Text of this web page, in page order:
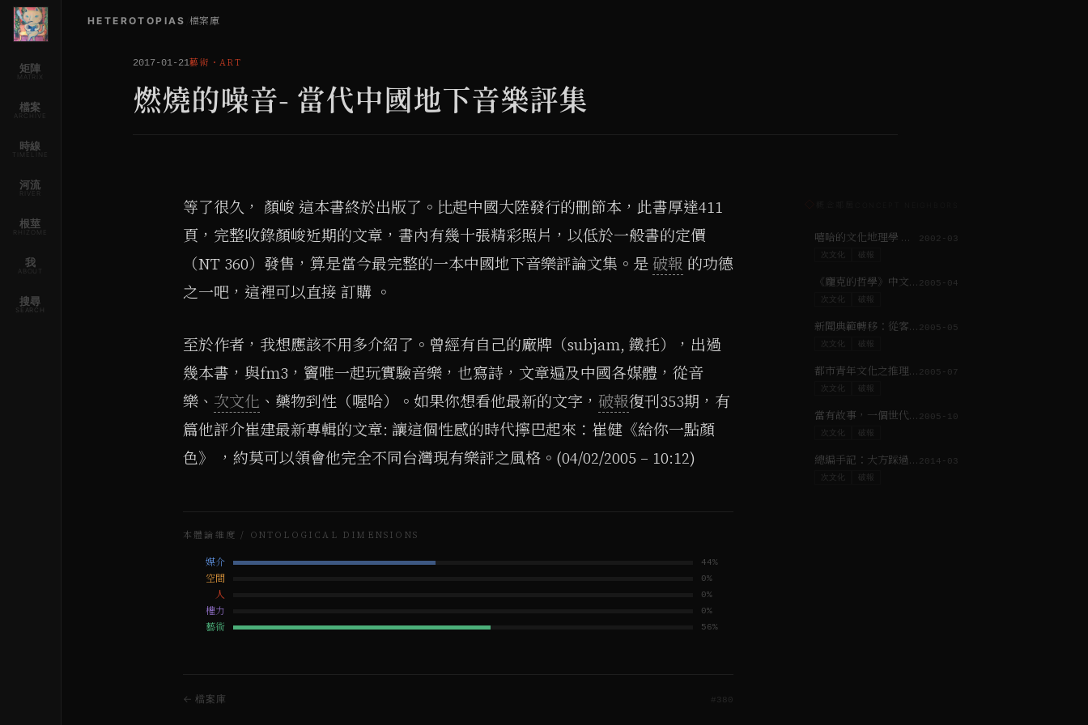
矩陣
MATRIX
檔案
ARCHIVE
時線
TIMELINE
河流
RIVER
根莖
RHIZOME
我
ABOUT
搜尋
SEARCH
HETEROTOPIAS 檔案庫
2017-01-21藝術 ・ ART
燃燒的噪音- 當代中國地下音樂評集
等了很久， 顏峻 這本書終於出版了。比起中國大陸發行的刪節本，此書厚達411
頁，完整收錄顏峻近期的文章，書內有幾十張精彩照片，以低於一般書的定價
（NT 360）發售，算是當今最完整的一本中國地下音樂評論文集。是 破報 的功德
之一吧，這裡可以直接 訂購 。
至於作者，我想應該不用多介紹了。曾經有自己的廠牌（subjam, 鐵托），出過
幾本書，與fm3，竇唯一起玩實驗音樂，也寫詩，文章遍及中國各媒體，從音
樂、 次文化 、藥物到性（喔哈）。如果你想看他最新的文字， 破報復刊353期，有
篇他評介崔建最新專輯的文章: 讓這個性感的時代擰巴起來：崔健《給你一點顏
色》 ，約莫可以領會他完全不同台灣現有樂評之風格。(04/02/2005 – 10:12)
本體論維度 / ONTOLOGICAL DIMENSIONS
媒介 44%
空間 0%
人 0%
權力 0%
藝術 56%
← 檔案庫 380
嘻哈的文化地理學 ─ 移民與全球化的美國文化勢力 2002-03
次文化 破報
《龐克的哲學》中文版導讀╱那，讓我們從長夜過後開始！ 2005-04
次文化 破報
新聞典範轉移：從客觀性到透明性 2005-05
次文化 破報
都市青年文化之推理系列：《骨音》 2005-07
次文化 破報
當有故事，一個世代才會被看見 2005-10
次文化 破報
總編手記：大方踩過《破報》吧！ 2014-03
次文化 破報